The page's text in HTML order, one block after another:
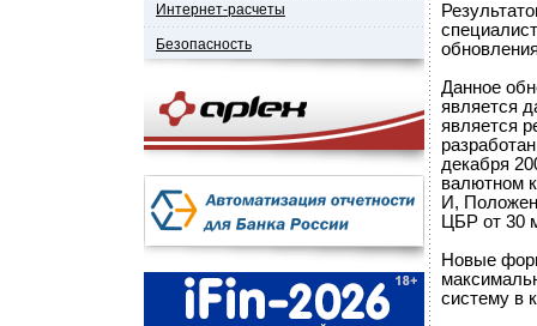
Интернет-расчеты
Безопасность
Данное
является
является
декабря
валютном
И,
ЦБР от 30
Новые
систему в